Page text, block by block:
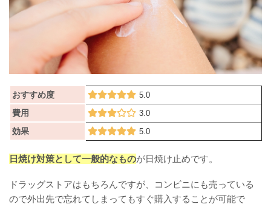
おすすめ度 5.0
費用 3.0
効果 5.0
日焼け対策として一般的なものが日焼け止めです。
ドラッグストアはもちろんですが、コンビニにも売っている
ので外出先で忘れてしまってもすぐ購入することが可能で